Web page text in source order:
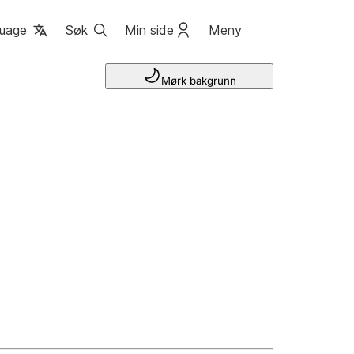
Søk Min side Meny
Mørk bakgrunn